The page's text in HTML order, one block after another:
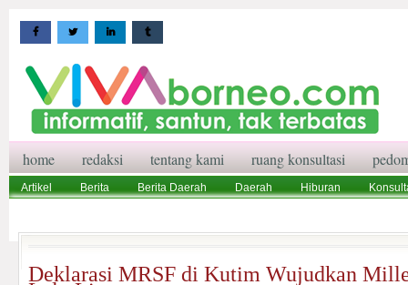
home redaksi tentang kami ruang konsultasi
Artikel Berita Berita Daerah Daerah Hiburan
Deklarasi MRSF di Kutim Wujudkan